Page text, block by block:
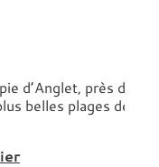
d’Anglet, près de
belles plages de